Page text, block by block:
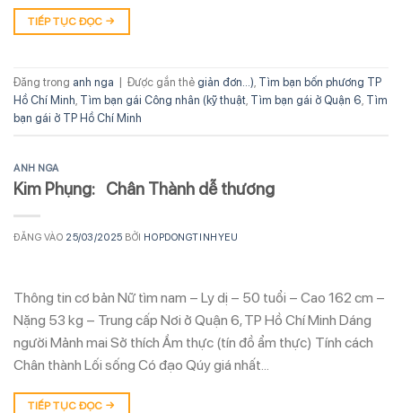
TIẾP TỤC ĐỌC →
Đăng trong anh nga Được gắn thẻ giản đơn...), Tìm bạn bốn phương TP
Hồ Chí Minh, Tìm bạn gái Công nhân (kỹ thuật, Tìm bạn gái ở Quận 6, Tìm
bạn gái ở TP Hồ Chí Minh
ANH NGA
Kim Phụng: Chân Thành dễ thương
ĐĂNG VÀO 25/03/2025 BỞI HOPDONGTINHYEU
Thông tin cơ bản Nữ tìm nam – Ly dị – 50 tuổi – Cao 162 cm –
Nặng 53 kg – Trung cấp Nơi ở Quận 6, TP Hồ Chí Minh Dáng
người Mảnh mai Sở thích Ẩm thực (tín đồ ẩm thực) Tính cách
Chân thành Lối sống Có đạo Qúy giá nhất…
TIẾP TỤC ĐỌC →